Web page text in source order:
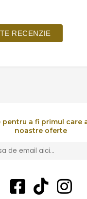
RECENZIE
pentru a fi primul care
noastre oferte